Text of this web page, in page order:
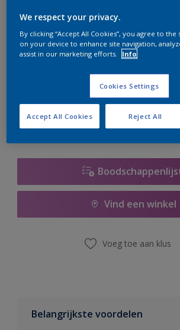
te bestellen. Houd de website in de
er hard aan om de voorraad aan te
Vind een winkel
Voeg toe aan klus
Belangrijkste voordelen
We respect your privacy.
By clicking “Accept All Cookies”, you agree to
on your device to enhance site navigation,
assist in our marketing efforts.
Info
Cookies Settings
Reject All
Accept All Cookies